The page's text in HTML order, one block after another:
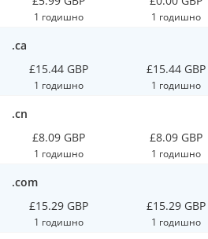
1 годишно 1 годишно
.ca
£15.44 GBP
1 годишно
£15.44 GBP
1 годишно
.cn
£8.09 GBP
1 годишно
£8.09 GBP
1 годишно
.com
£15.29 GBP
1 годишно
£15.29 GBP
1 годишно